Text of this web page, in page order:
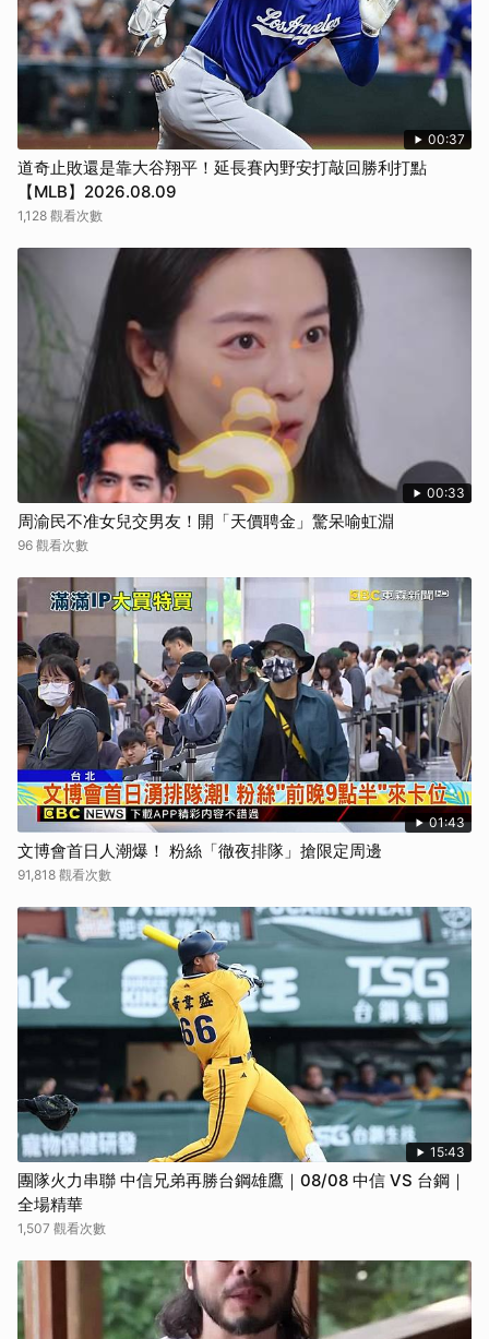
00:37
道奇止敗還是靠大谷翔平！延長賽內野安打敲回勝利打點
【MLB】2026.08.09
1,128 觀看次數
00:33
周渝民不准女兒交男友！開「天價聘金」驚呆喻虹淵
96 觀看次數
01:43
文博會首日人潮爆！ 粉絲「徹夜排隊」搶限定周邊
91,818 觀看次數
15:43
團隊火力串聯 中信兄弟再勝台鋼雄鷹｜08/08 中信 VS 台鋼｜
全場精華
1,507 觀看次數